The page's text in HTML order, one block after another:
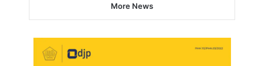
More News